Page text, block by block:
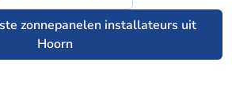
zonnepanelen installateurs uit
Hoorn